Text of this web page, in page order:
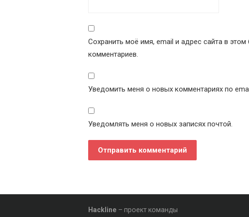
Сохранить моё имя, email и адрес сайта в
комментариев.
Уведомить меня о новых комментариях по
Уведомлять меня о новых записях почтой.
Hackline – проект команды